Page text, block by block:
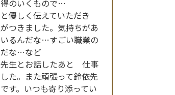
のいくもので…
優しく伝えていただき
つきました。気持ちがあ
るんだな…すごい職業の
だな…など
生とお話したあと　仕事
た。また頑張って鈴依先
す。いつも寄り添ってい